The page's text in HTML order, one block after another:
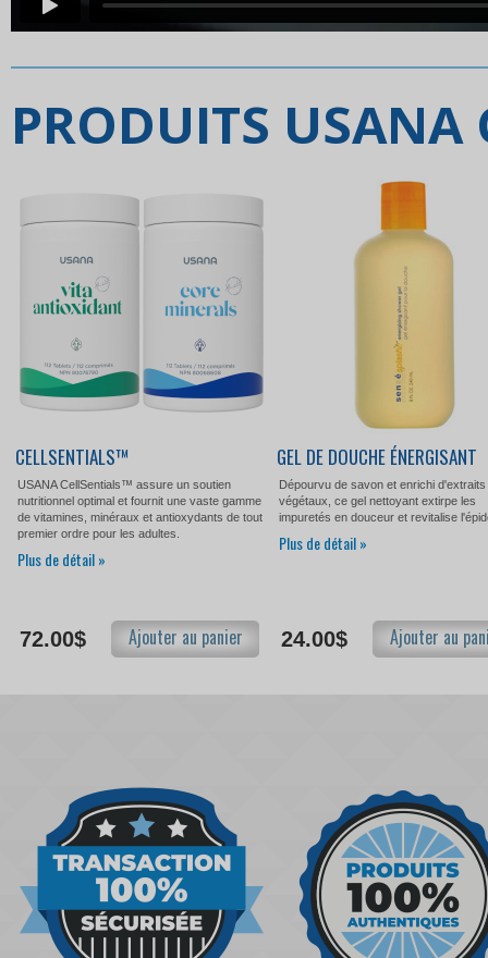
PRODUITS USANA
CELLSENTIALS™
USANA CellSentials™ assure un soutien
nutritionnel optimal et fournit une vaste gamme
de vitamines, minéraux et antioxydants de tout
premier ordre pour les adultes.
Plus de détail »
72.00$ Ajouter au panier
GEL DE DOUCHE ÉNERGISANT
Dépourvu de savon et enrichi d'extraits
végétaux, ce gel nettoyant extirpe les
impuretés en douceur et revitalise
Plus de détail »
24.00$ Ajouter au